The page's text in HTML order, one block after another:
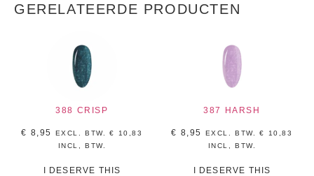
GERELATEERDE PRODUCTEN
388 CRISP
€ 8,95 EXCL. BTW.€
10,83
INCL, BTW.
I DESERVE THIS
387 HARSH
€ 8,95 EXCL. BTW.€
10,83
INCL, BTW.
I DESERVE THIS